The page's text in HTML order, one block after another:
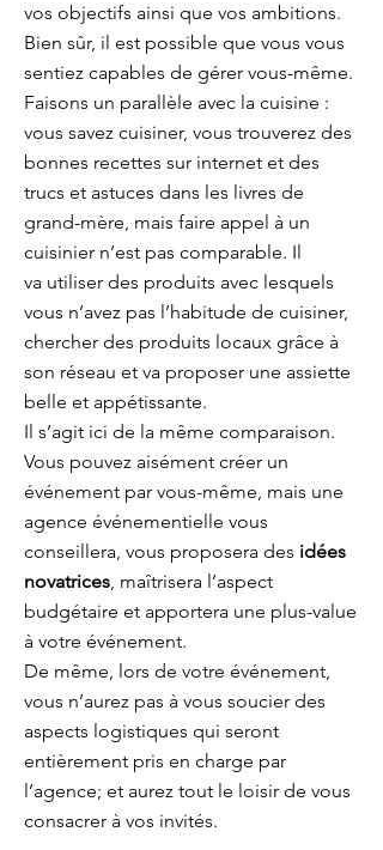
vos objectifs ainsi que vos ambitions.
Bien sûr, il est possible que vous vous
sentiez capables de gérer vous-même.
Faisons un parallèle avec la cuisine :
vous savez cuisiner, vous trouverez des
bonnes recettes sur internet et des
trucs et astuces dans les livres de
grand-mère, mais faire appel à un
cuisinier n’est pas comparable. Il
va utiliser des produits avec lesquels
vous n’avez pas l’habitude de cuisiner,
chercher des produits locaux grâce à
son réseau et va proposer une assiette
belle et appétissante.
Il s’agit ici de la même comparaison.
Vous pouvez aisément créer un
événement par vous-même, mais une
agence événementielle vous
conseillera, vous proposera des idées
novatrices, maîtrisera l’aspect
budgétaire et apportera une plus-value
à votre événement.
De même, lors de votre événement,
vous n’aurez pas à vous soucier des
aspects logistiques qui seront
entièrement pris en charge par
l’agence; et aurez tout le loisir de vous
consacrer à vos invités.